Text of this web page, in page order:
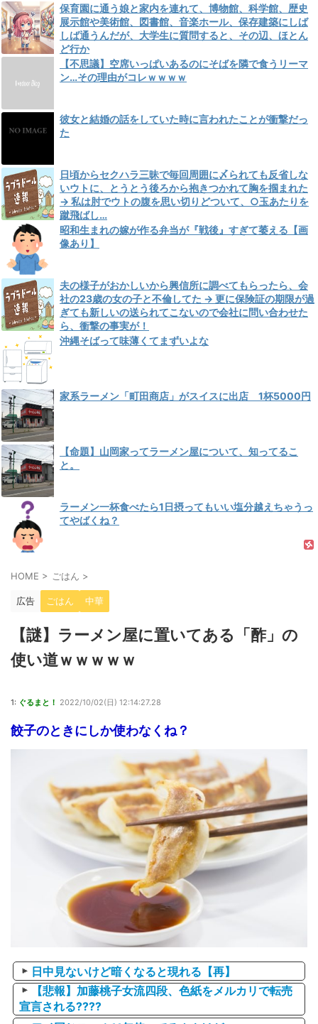
保育園に通う娘と家内を連れて、博物館、科学館、歴史
展示館や美術館、図書館、音楽ホール、保存建築にしば
しば通うんだが、大学生に質問すると、その辺、ほとん
ど行か
【不思議】空席いっぱいあるのにそばを隣で食うリーマ
ン…その理由がコレｗｗｗｗ
彼女と結婚の話をしていた時に言われたことが衝撃だっ
た
日頃からセクハラ三昧で毎回周囲に〆られても反省しな
いウトに、とうとう後ろから抱きつかれて胸を掴まれた
→ 私は肘でウトの腹を思い切りどついて、○玉あたりを
蹴飛ばし…
昭和生まれの嫁が作る弁当が『戦後』すぎて萎える【画
像あり】
夫の様子がおかしいから興信所に調べてもらったら、会
社の23歳の女の子と不倫してた → 更に保険証の期限が過
ぎても新しいの送られてこないので会社に問い合わせた
ら、衝撃の事実が！
沖縄そばって味薄くてまずいよな
家系ラーメン「町田商店」がスイスに出店 1杯5000円
【命題】山岡家ってラーメン屋について、知ってるこ
と。
ラーメン一杯食べたら1日摂ってもいい塩分越えちゃうっ
てやばくね？
HOME > ごはん >
広告 ごはん 中華
【謎】ラーメン屋に置いてある「酢」の
使い道ｗｗｗｗｗ
1: ぐるまと！ 2022/10/02(日) 12:14:27.28
餃子のときにしか使わなくね？
日中見ないけど暗くなると現れる【再】
【悲報】加藤桃子女流四段、色紙をメルカリで転売
宣言される????